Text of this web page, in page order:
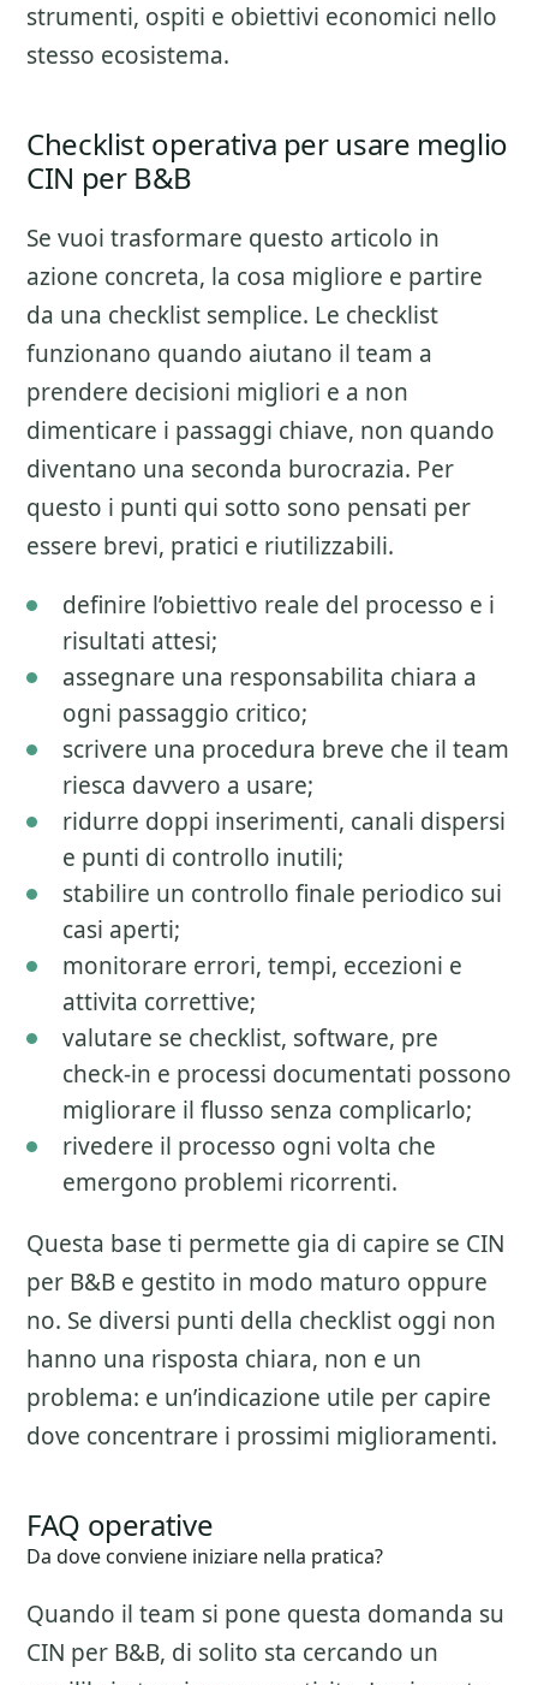
strumenti, ospiti e obiettivi economici nello
stesso ecosistema.
Checklist operativa per usare meglio
CIN per B&B
Se vuoi trasformare questo articolo in
azione concreta, la cosa migliore e partire
da una checklist semplice. Le checklist
funzionano quando aiutano il team a
prendere decisioni migliori e a non
dimenticare i passaggi chiave, non quando
diventano una seconda burocrazia. Per
questo i punti qui sotto sono pensati per
essere brevi, pratici e riutilizzabili.
definire l’obiettivo reale del processo e i
risultati attesi;
assegnare una responsabilita chiara a
ogni passaggio critico;
scrivere una procedura breve che il team
riesca davvero a usare;
ridurre doppi inserimenti, canali dispersi
e punti di controllo inutili;
stabilire un controllo finale periodico sui
casi aperti;
monitorare errori, tempi, eccezioni e
attivita correttive;
valutare se checklist, software, pre
check-in e processi documentati possono
migliorare il flusso senza complicarlo;
rivedere il processo ogni volta che
emergono problemi ricorrenti.
Questa base ti permette gia di capire se CIN
per B&B e gestito in modo maturo oppure
no. Se diversi punti della checklist oggi non
hanno una risposta chiara, non e un
problema: e un’indicazione utile per capire
dove concentrare i prossimi miglioramenti.
FAQ operative
Da dove conviene iniziare nella pratica?
Quando il team si pone questa domanda su
CIN per B&B, di solito sta cercando un